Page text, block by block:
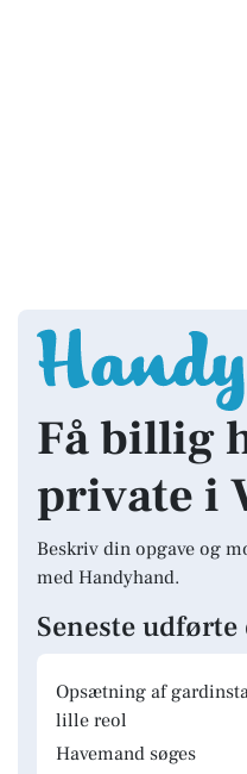
Få billig
private i
Beskriv din opgave og
med Handyhand.
Seneste udførte
Opsætning af
lille reol
Havemand søges